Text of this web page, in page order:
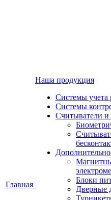
Главная
Наша продукция
Cистемы учета
Системы
Считыватели
Блоки
Дверные